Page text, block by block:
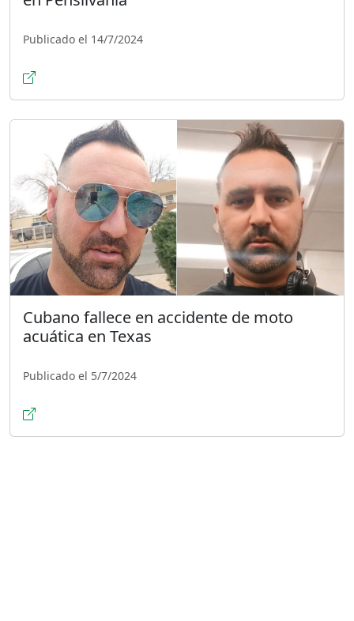
Publicado el 14/7/2024
Cubano fallece en accidente de moto
acuática en Texas
Publicado el 5/7/2024